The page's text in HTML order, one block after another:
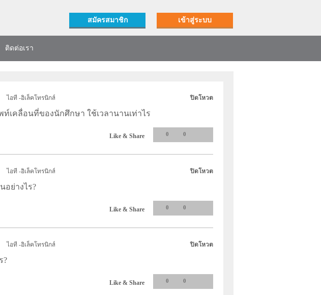
สมัครสมาชิก เข้าสู่ระบบ
ติดต่อเรา
ไอที -อิเล็คโทรนิกส์ ปิดโหวต
เคลื่อนที่ของนักศึกษา ใช้เวลานานเท่าไร
Like & Share 0 0
ไอที -อิเล็คโทรนิกส์ ปิดโหวต
อย่างไร?
Like & Share 0 0
ไอที -อิเล็คโทรนิกส์ ปิดโหวต
?
Like & Share 0 0